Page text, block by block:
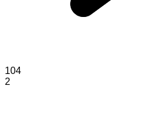
104
2